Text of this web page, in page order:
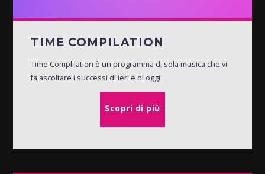
TIME COMPILATION
Time Complilation è un programma di sola musica che vi
fa ascoltare i successi di ieri e di oggi.
Scopri di più